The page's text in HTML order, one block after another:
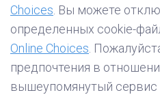
Choices . Вы можете
определенных cookie-
Online Choices .
предпочтения в
вышеупомянутый сервис